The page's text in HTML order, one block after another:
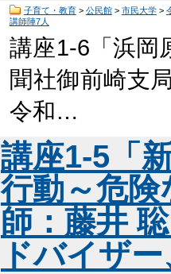
子育て・教育> 公民館> 市民大学>
講師陣7人
講座1-6「浜
聞社御前崎支
令和…
講座1-5「
行動～危険
師：藤井
ドバイザ